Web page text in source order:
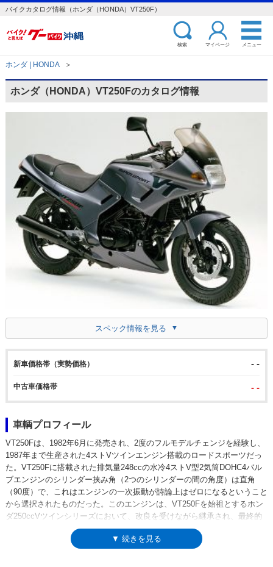
バイクカタログ情報（ホンダ（HONDA）VT250F）
検索 マイページ メニュー
ホンダ | HONDA ＞
ホンダ（HONDA）VT250Fのカタログ情報
スペック情報を見る
新車価格帯（実勢価格） - -
中古車価格帯 - -
車輌プロフィール
VT250Fは、1982年6月に発売され、2度のフルモデルチェンジを経験し、
1987年まで生産された4ストVツインエンジン搭載のロードスポーツだっ
た。VT250Fに搭載された排気量248ccの水冷4ストV型2気筒DOHC4バル
ブエンジンのシリンダー挟み角（2つのシリンダーの間の角度）は直角
（90度）で、これはエンジンの一次振動が詩論上はゼロになるということ
から選択されたものだった。このエンジンは、VT250Fを始祖とするホン
ダ250ccVツインシリーズにおいて、改良を受けながら継承され、最終的
にはVTR250（-2017年）まで使用されることになった。なお、新発売当時
のセールスにおけるライバルは、2ストスポーツのRZ250（ヤマハ）だっ
▼ 続きを見る